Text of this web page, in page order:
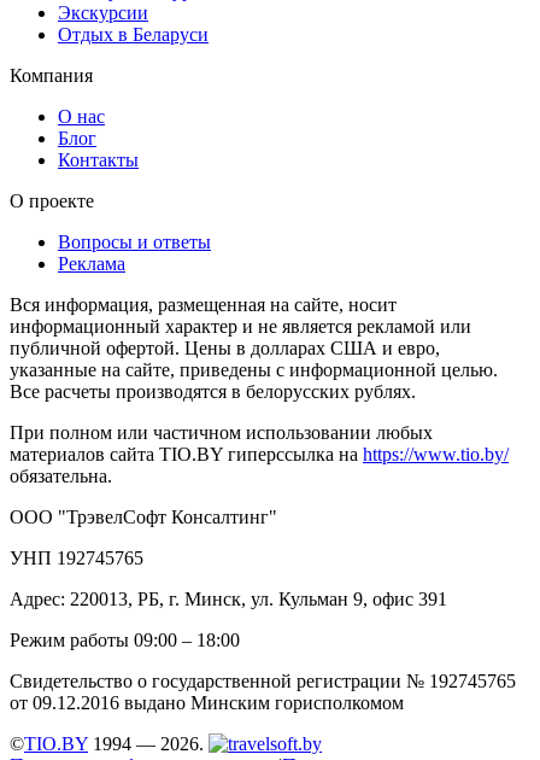
Экскурсии
Отдых в Беларуси
Компания
О нас
Блог
Контакты
О проекте
Вопросы и ответы
Реклама
Вся информация, размещенная на сайте, носит
информационный характер и не является рекламой или
публичной офертой. Цены в долларах США и евро,
указанные на сайте, приведены с информационной целью.
Все расчеты производятся в белорусских рублях.
При полном или частичном использовании любых
материалов сайта TIO.BY гиперссылка на https://www.tio.by/
обязательна.
ООО "ТрэвелСофт Консалтинг"
УНП 192745765
Адрес: 220013, РБ, г. Минск, ул. Кульман 9, офис 391
Режим работы 09:00 – 18:00
Свидетельство о государственной регистрации № 192745765
от 09.12.2016 выдано Минским горисполкомом
©TIO.BY 1994 — 2026.